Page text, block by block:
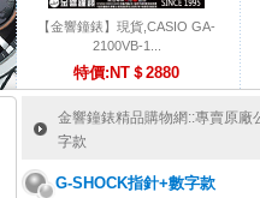
【金響鐘錶】現貨,CASIO GA-
2100VB-1...
特價:NT＄2880
金響鐘錶精品購物網::專賣原廠
字款
G-SHOCK指針+數字款